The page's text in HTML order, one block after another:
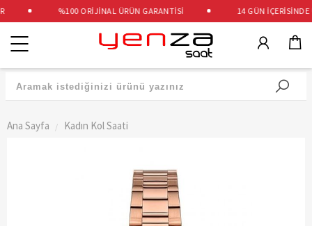
%100 ORİJİNAL ÜRÜN GARANTİSİ 14 GÜN İÇERİSİNDE
Kategoriler
Ana Sayfa Kadın Kol Saati